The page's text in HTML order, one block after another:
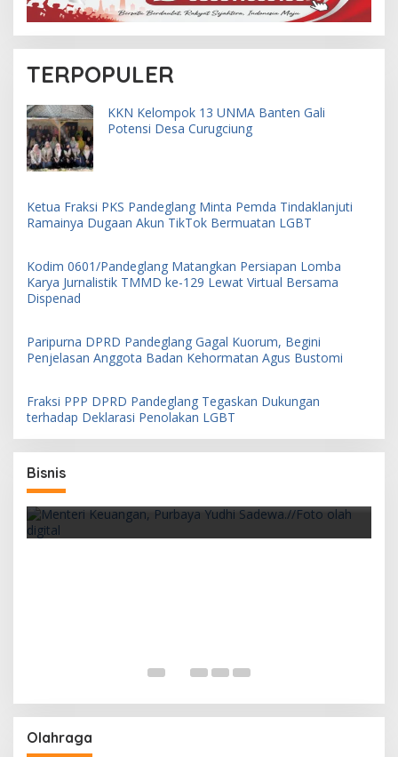
TERPOPULER
KKN Kelompok 13 UNMA Banten Gali
Potensi Desa Curugciung
Ketua Fraksi PKS Pandeglang Minta Pemda Tindaklanjuti
Ramainya Dugaan Akun TikTok Bermuatan LGBT
Kodim 0601/Pandeglang Matangkan Persiapan Lomba
Karya Jurnalistik TMMD ke-129 Lewat Virtual Bersama
Dispenad
Paripurna DPRD Pandeglang Gagal Kuorum, Begini
Penjelasan Anggota Badan Kehormatan Agus Bustomi
Fraksi PPP DPRD Pandeglang Tegaskan Dukungan
terhadap Deklarasi Penolakan LGBT
Bisnis
Pemerintah Siapkan PFII sebagai Pusat
Finansial
Olahraga
Legislator Pandeglang Gelar Nobar Final
Pererat Silaturahmi dan Bangkitkan